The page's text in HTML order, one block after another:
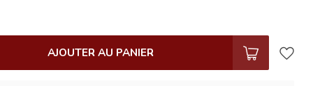
AJOUTER AU PANIER